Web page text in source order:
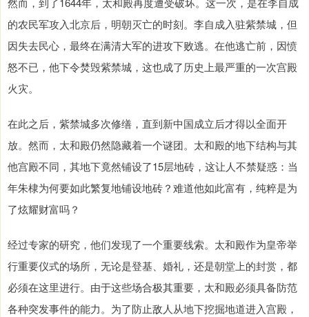
的农民军攻入北京后，明朝灭亡的时刻。李自成入驻紫禁城，但
因失去民心，最终在满清大军的进攻下败逃。在他逃亡前，因愤
怒不已，他下令焚毁紫禁城，这也成了历史上最严重的一次宫殿
火灾。
在此之后，紫禁城多次修缮，直到新中国成立后才得以全面开
放。然而，太和殿仍然隐藏着一个谜团。太和殿的地下结构与其
他宫殿不同，其地下竟然铺设了15层地砖，这让人不禁疑惑：当
年朱棣为何要如此繁复地铺设地砖？难道他如此富有，纯粹是为
了炫耀财富吗？
经过专家的研究，他们发现了一个重要线索。太和殿作为皇帝举
行重要仪式的场所，无论是登基、婚礼，还是朝堂上的封赏，都
必须在这里进行。由于这些场合极其重要，太和殿必须具备防范
各种突发事件的能力。为了防止敌人从地下挖掘地道进入宫殿，